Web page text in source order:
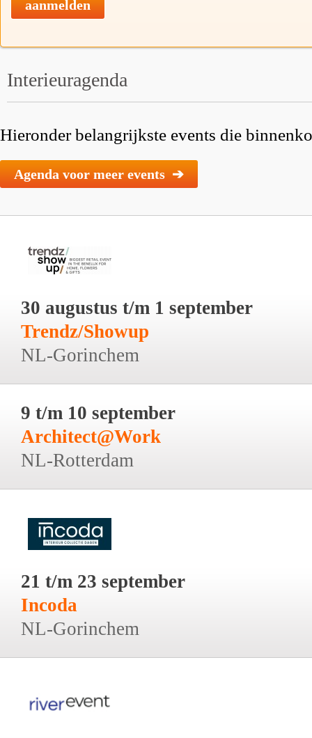
aanmelden
Interieuragenda
Hieronder belangrijkste events die
Agenda voor meer events ➔
30 augustus t/m 1 september
Trendz/Showup
NL-Gorinchem
9 t/m 10 september
Architect@Work
NL-Rotterdam
21 t/m 23 september
Incoda
NL-Gorinchem